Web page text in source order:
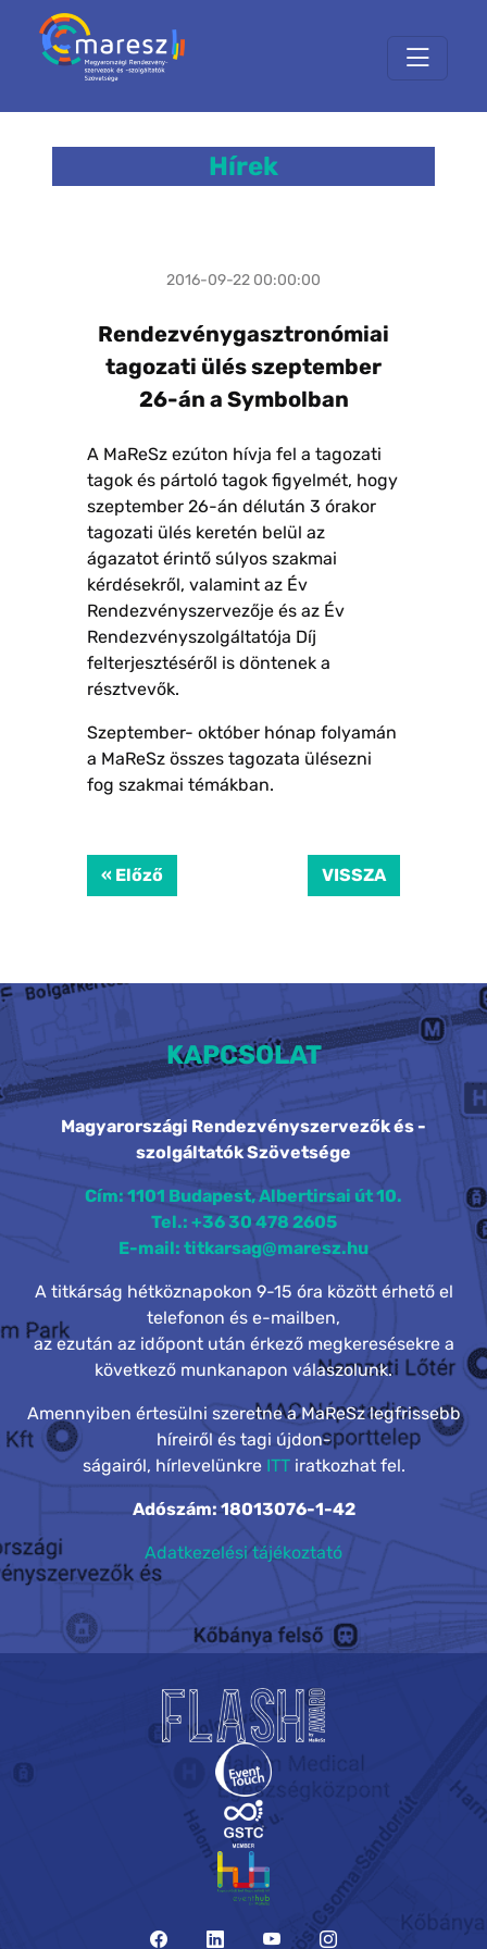
Hírek
2016-09-22 00:00:00
Rendezvénygasztronómiai
tagozati ülés szeptember
26-án a Symbolban
A MaReSz ezúton hívja fel a tagozati
tagok és pártoló tagok figyelmét, hogy
szeptember 26-án délután 3 órakor
tagozati ülés keretén belül az
ágazatot érintő súlyos szakmai
kérdésekről, valamint az Év
Rendezvényszervezője és az Év
Rendezvényszolgáltatója Díj
felterjesztéséről is döntenek a
résztvevők.
Szeptember- október hónap folyamán
a MaReSz összes tagozata ülésezni
fog szakmai témákban.
« Előző VISSZA
KAPCSOLAT
Magyarországi Rendezvényszervezők és -
szolgáltatók Szövetsége
Cím: 1101 Budapest, Albertirsai út 10.
Tel.: +36 30 478 2605
E-mail: titkarsag@maresz.hu
A titkárság hétköznapokon 9-15 óra között érhető el
telefonon és e-mailben,
az ezután az időpont után érkező megkeresésekre a
következő munkanapon válaszolunk.
Amennyiben értesülni szeretne a MaReSz legfrissebb
híreiről és tagi újdon-
ságairól, hírlevelünkre ITTiratkozhat fel.
Adószám: 18013076-1-42
Adatkezelési tájékoztató